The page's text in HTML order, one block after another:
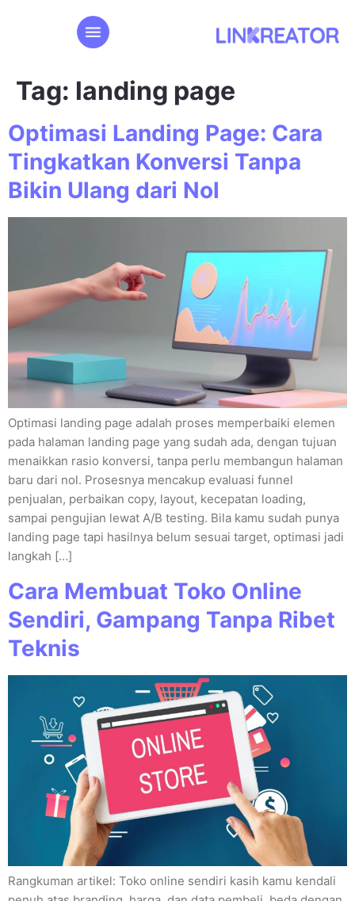
Tag: landing page
Optimasi Landing Page: Cara
Tingkatkan Konversi Tanpa
Bikin Ulang dari Nol
Optimasi landing page adalah proses memperbaiki elemen
pada halaman landing page yang sudah ada, dengan tujuan
menaikkan rasio konversi, tanpa perlu membangun halaman
baru dari nol. Prosesnya mencakup evaluasi funnel
penjualan, perbaikan copy, layout, kecepatan loading,
sampai pengujian lewat A/B testing. Bila kamu sudah punya
landing page tapi hasilnya belum sesuai target, optimasi jadi
langkah […]
Cara Membuat Toko Online
Sendiri, Gampang Tanpa Ribet
Teknis
Rangkuman artikel: Toko online sendiri kasih kamu kendali